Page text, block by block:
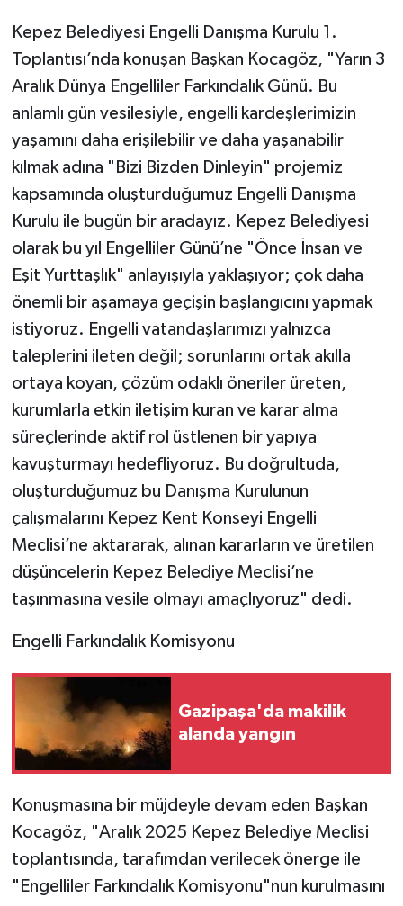
Kepez Belediyesi Engelli Danışma Kurulu 1.
Toplantısı’nda konuşan Başkan Kocagöz, "Yarın 3
Aralık Dünya Engelliler Farkındalık Günü. Bu
anlamlı gün vesilesiyle, engelli kardeşlerimizin
yaşamını daha erişilebilir ve daha yaşanabilir
kılmak adına "Bizi Bizden Dinleyin" projemiz
kapsamında oluşturduğumuz Engelli Danışma
Kurulu ile bugün bir aradayız. Kepez Belediyesi
olarak bu yıl Engelliler Günü’ne "Önce İnsan ve
Eşit Yurttaşlık" anlayışıyla yaklaşıyor; çok daha
önemli bir aşamaya geçişin başlangıcını yapmak
istiyoruz. Engelli vatandaşlarımızı yalnızca
taleplerini ileten değil; sorunlarını ortak akılla
ortaya koyan, çözüm odaklı öneriler üreten,
kurumlarla etkin iletişim kuran ve karar alma
süreçlerinde aktif rol üstlenen bir yapıya
kavuşturmayı hedefliyoruz. Bu doğrultuda,
oluşturduğumuz bu Danışma Kurulunun
çalışmalarını Kepez Kent Konseyi Engelli
Meclisi’ne aktararak, alınan kararların ve üretilen
düşüncelerin Kepez Belediye Meclisi’ne
taşınmasına vesile olmayı amaçlıyoruz" dedi.
Engelli Farkındalık Komisyonu
Gazipaşa'da makilik
alanda yangın
Konuşmasına bir müjdeyle devam eden Başkan
Kocagöz, "Aralık 2025 Kepez Belediye Meclisi
toplantısında, tarafımdan verilecek önerge ile
"Engelliler Farkındalık Komisyonu"nun kurulmasını